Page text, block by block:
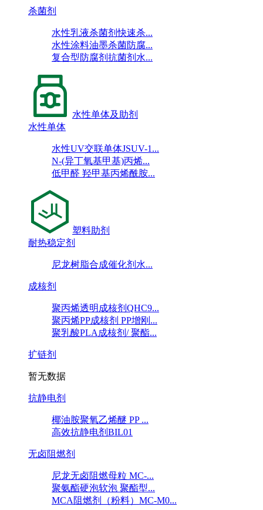
杀菌剂
水性乳液杀菌剂快速杀...
水性涂料油墨杀菌防腐...
复合型防腐剂抗菌剂水...
水性单体及助剂
水性单体
水性UV交联单体JSUV-1...
N-(异丁氧基甲基)丙烯...
低甲醛 羟甲基丙烯酰胺...
塑料助剂
耐热稳定剂
尼龙树脂合成催化剂水...
成核剂
聚丙烯透明成核剂QHC9...
聚丙烯PP成核剂 PP增刚...
聚乳酸PLA成核剂/ 聚酯...
扩链剂
暂无数据
抗静电剂
椰油胺聚氧乙烯醚 PP ...
高效抗静电剂BIL01
无卤阻燃剂
尼龙无卤阻燃母粒 MC-...
聚氨酯硬泡软泡 聚酯型...
MCA阻燃剂（粉料）MC-M0...